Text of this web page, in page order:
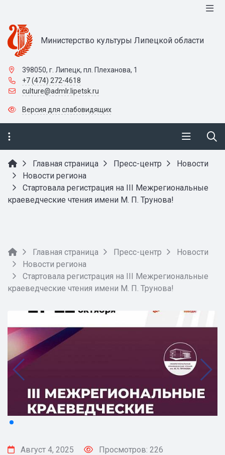
Министерство культуры Липецкой области
398050, г. Липецк, пл. Плеханова, 1
+7 (474) 272-4618
culture@admlr.lipetsk.ru
Версия для слабовидящих
Главная страница Пресс-центр
Новости
Новости региона
Стартовала регистрация на III Межрегиональные
краеведческие чтения имени М. П. Трунова!
Главная страница Пресс-центр
Новости
Новости региона
Стартовала регистрация на III Межрегиональные
краеведческие чтения имени М. П. Трунова!
Август 4, 2025 Просмотров: 226